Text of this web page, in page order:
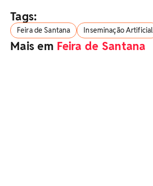
Tags:
Feira de Santana Inseminação Artificial
Mais em Feira de Santana